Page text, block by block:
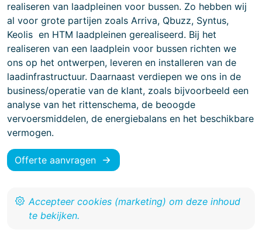
realiseren van laadpleinen voor bussen. Zo hebben wij
al voor grote partijen zoals Arriva, Qbuzz, Syntus,
Keolis en HTM laadpleinen gerealiseerd. Bij het
realiseren van een laadplein voor bussen richten we
ons op het ontwerpen, leveren en installeren van de
laadinfrastructuur. Daarnaast verdiepen we ons in de
business/operatie van de klant, zoals bijvoorbeeld een
analyse van het rittenschema, de beoogde
vervoersmiddelen, de energiebalans en het beschikbare
vermogen.
Offerte aanvragen
Advies en ontwerp laadplein voor
bussen
cruciaal voor een toekomstbestendige
elektrificatie van het wagenpark. Een laadpaal